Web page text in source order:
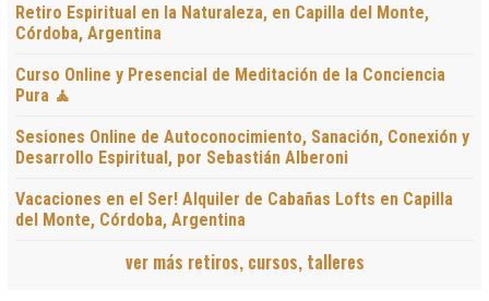
Retiro Espiritual en la Naturaleza, en Capilla del Monte,
Córdoba, Argentina
Curso Online y Presencial de Meditación de la Conciencia
Pura 🧘
Sesiones Online de Autoconocimiento, Sanación, Conexión y
Desarrollo Espiritual, por Sebastián Alberoni
Vacaciones en el Ser! Alquiler de Cabañas Lofts en Capilla
del Monte, Córdoba, Argentina
ver más retiros, cursos, talleres